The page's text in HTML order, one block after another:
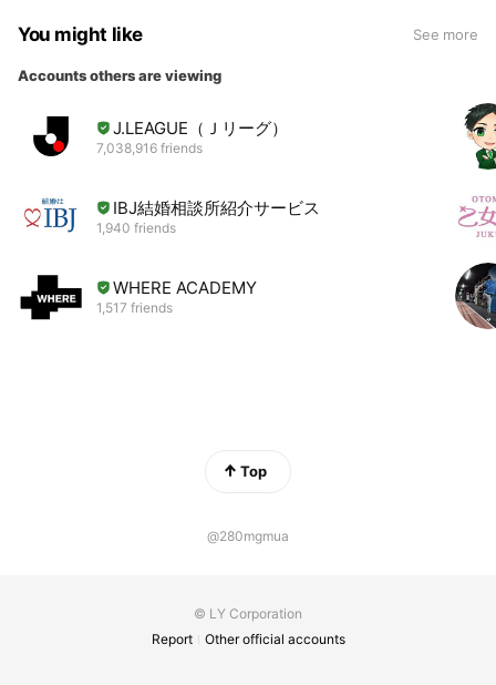
You might like See more
Accounts others are viewing
J.LEAGUE（Ｊリーグ）
7,038,916 friends
IBJ結婚相談所紹介サービス
1,940 friends
WHERE ACADEMY
1,517 friends
Top
@280mgmua
© LY Corporation
Report
Other official accounts